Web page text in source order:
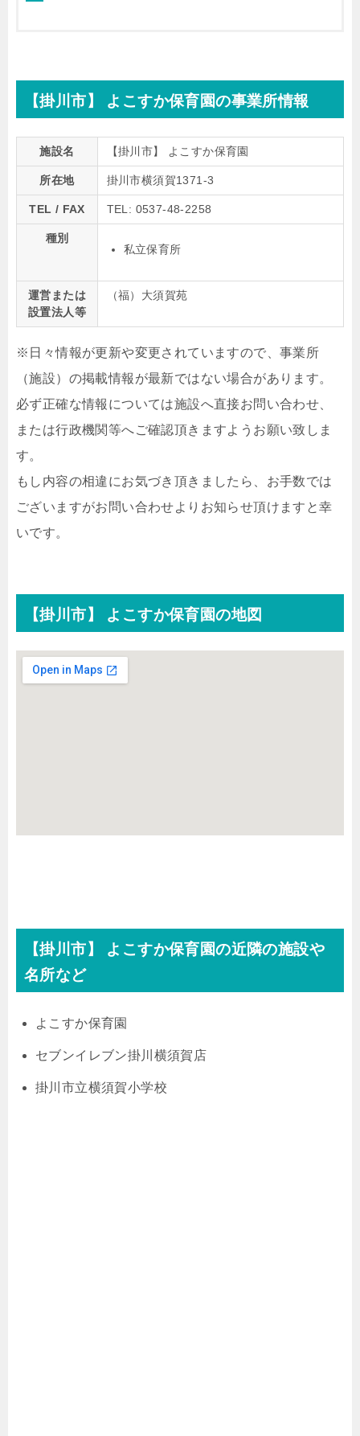
【掛川市】 よこすか保育園の事業所情報
施設名 【掛川市】 よこすか保育園
所在地 掛川市横須賀1371-3
TEL / FAX TEL: 0537-48-2258
種別
私立保育所
運営または
設置法人等
（福）大須賀苑
※日々情報が更新や変更されていますので、事業所
（施設）の掲載情報が最新ではない場合があります。
必ず正確な情報については施設へ直接お問い合わせ、
または行政機関等へご確認頂きますようお願い致しま
す。
もし内容の相違にお気づき頂きましたら、お手数では
ございますがお問い合わせよりお知らせ頂けますと幸
いです。
【掛川市】 よこすか保育園の地図
【掛川市】 よこすか保育園の近隣の施設や
名所など
よこすか保育園
セブンイレブン掛川横須賀店
掛川市立横須賀小学校